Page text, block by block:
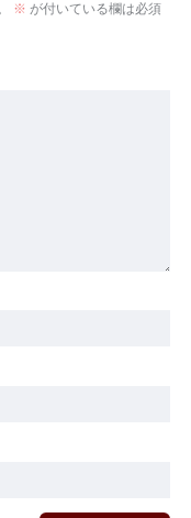
※ が付いている欄は必須